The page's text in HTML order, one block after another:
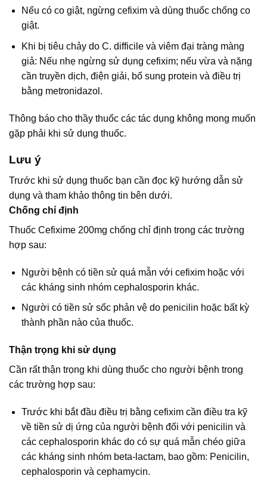
Nếu có co giật, ngừng cefixim và dùng thuốc chống co
giật.
Khi bị tiêu chảy do C. difficile và viêm đại tràng màng
giả: Nếu nhẹ ngừng sử dụng cefixim; nếu vừa và nặng
cần truyền dịch, điện giải, bổ sung protein và điều trị
bằng metronidazol.
Thông báo cho thầy thuốc các tác dụng không mong muốn
gặp phải khi sử dụng thuốc.
Lưu ý
Trước khi sử dụng thuốc bạn cần đọc kỹ hướng dẫn sử
dụng và tham khảo thông tin bên dưới.
Chống chỉ định
Thuốc Cefixime 200mg chống chỉ định trong các trường
hợp sau:
Người bệnh có tiền sử quá mẫn với cefixim hoặc với
các kháng sinh nhóm cephalosporin khác.
Người có tiền sử sốc phản vệ do penicilin hoặc bất kỳ
thành phần nào của thuốc.
Thận trọng khi sử dụng
Cần rất thận trọng khi dùng thuốc cho người bệnh trong
các trường hợp sau:
Trước khi bắt đầu điều trị bằng cefixim cần điều tra kỹ
về tiền sử dị ứng của người bệnh đối với penicilin và
các cephalosporin khác do có sự quá mẫn chéo giữa
các kháng sinh nhóm beta-lactam, bao gồm: Penicilin,
cephalosporin và cephamycin.